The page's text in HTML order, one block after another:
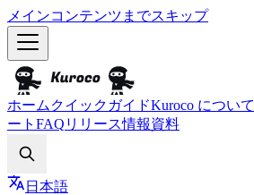
メインコンテンツまでスキップ
ホーム クイックガイドKuroco について
ート FAQ リリース情報資料
日本語